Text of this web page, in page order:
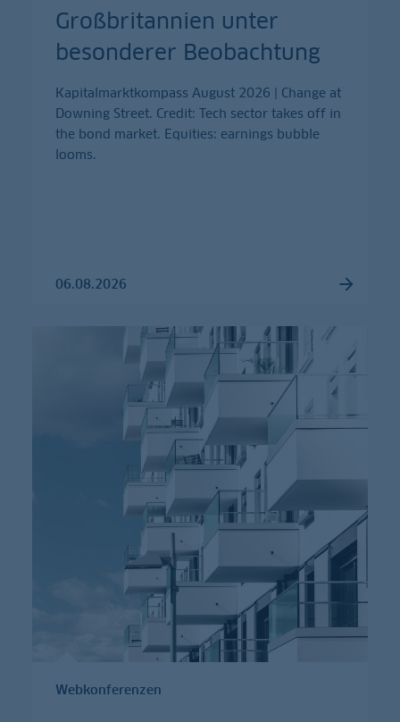
Großbritannien unter
besonderer Beobachtung
Kapitalmarktkompass August 2026 | Change at
Downing Street. Credit: Tech sector takes off in
the bond market. Equities: earnings bubble
looms.
06.08.2026
Webkonferenzen